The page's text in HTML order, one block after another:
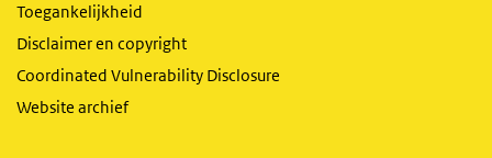
Toegankelijkheid
Disclaimer en copyright
Coordinated Vulnerability Disclosure
Website archief